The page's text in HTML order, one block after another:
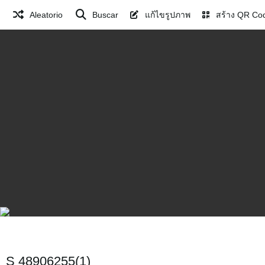
Aleatorio Buscar แก้ไขรูปภาพ สร้าง QR
S 48906255(1)